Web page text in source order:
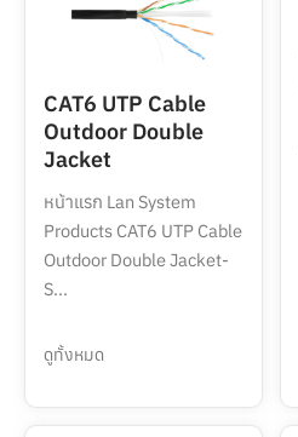
CAT6 UTP Cable
Outdoor Double
Jacket
หน้าแรก Lan System
Products CAT6 UTP Cable
Outdoor Double Jacket-
S...
ดูทั้งหมด